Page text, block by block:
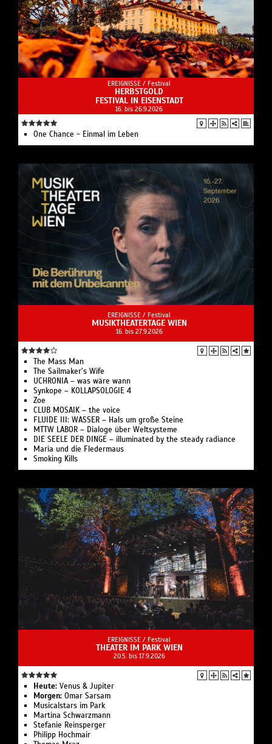
EREIGNISSE / Festival
HERBSTGOLD
FESTIVAL IN EISENSTADT
16. bis 26.9.2026
One Chance - Einmal im Leben
EREIGNISSE / Festival
MUSIKTHEATERTAGE WIEN
16. bis 27.9.2026
The Mass Man
The Sailmaker’s Wife
UCHRONIA – was wäre wann
Synkope – KOLLAPSOLOGIE 4
Zoe
CLUB MOSAIK – the voice
FLUIDE III: WASSER – Hals um große Steine
MTTW LABOR – Dialoge über Weltsysteme
DIE SEELE DER DINGE – illuminated by the steady radiance
Maria und die Fledermaus
Smoking Kills
EREIGNISSE / Festival
THEATER IM PARK WIEN
20.5. bis 17.9.2026
Heute: Venus & Jupiter
Morgen: Omar Sarsam
Musicalstars im Park
Martina Schwarzmann
Stefanie Reinsperger
Philipp Hochmair